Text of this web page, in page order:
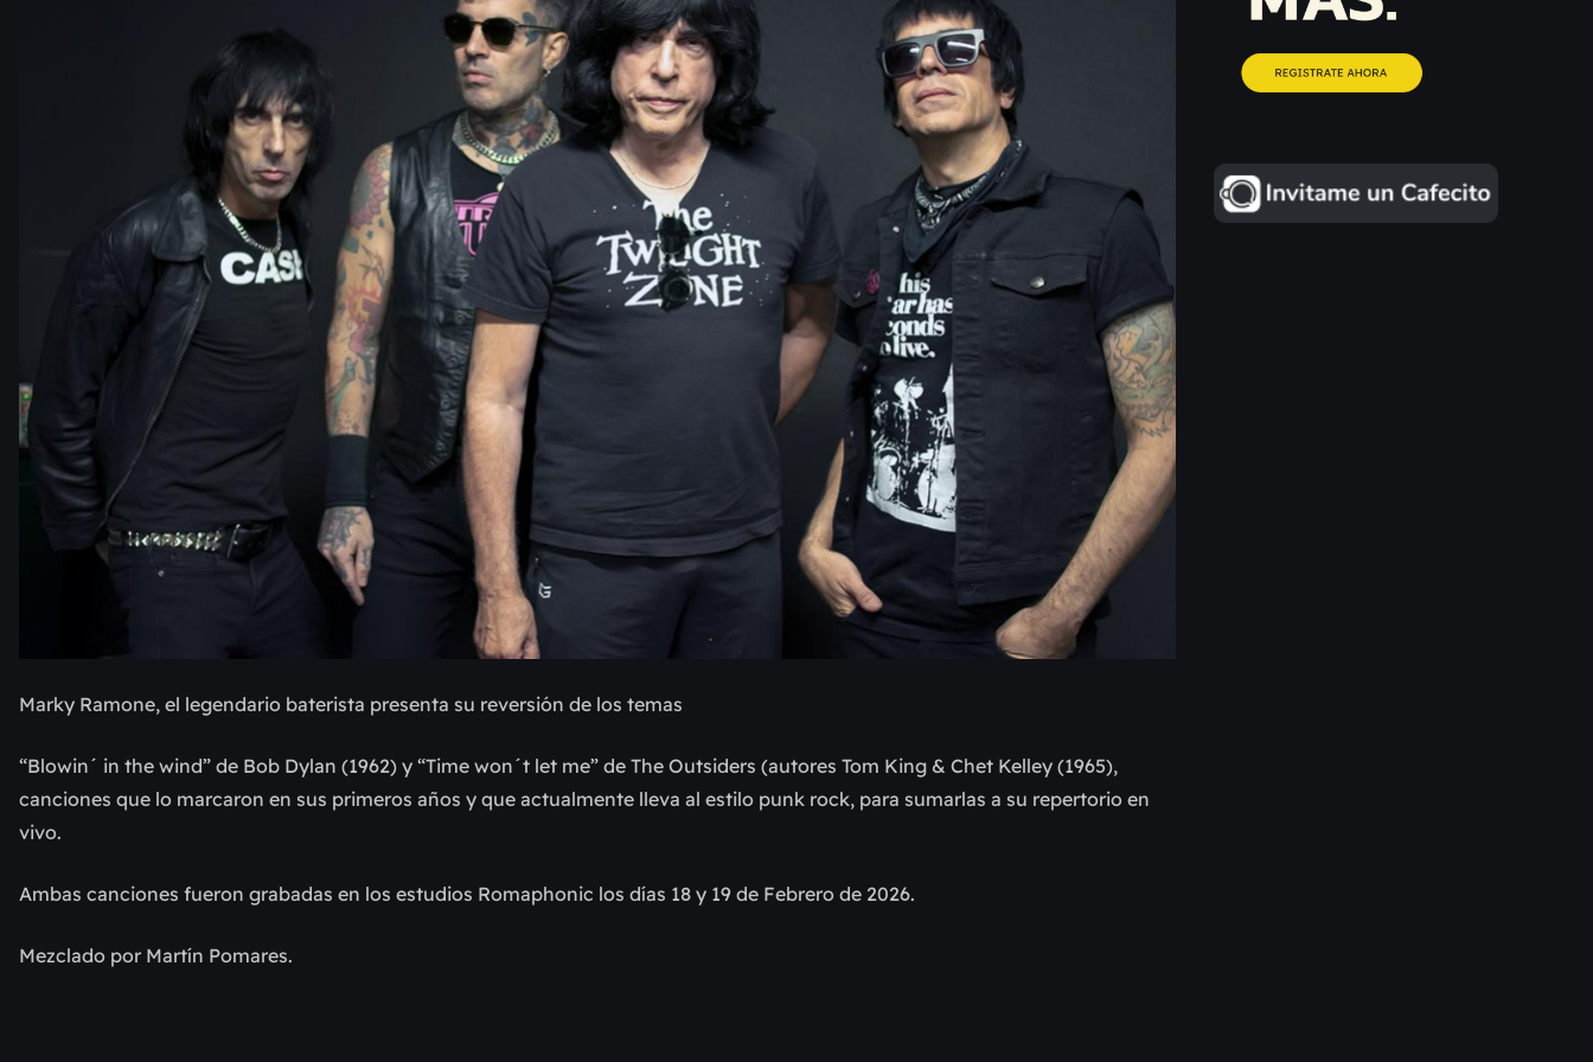
Marky Ramone, el legendario baterista presenta su reversión de los temas
“Blowin´ in the wind” de Bob Dylan (1962) y “Time won´t let me” de The Outsiders (autores Tom King & Chet Kelley (1965),
canciones que lo marcaron en sus primeros años y que actualmente lleva al estilo punk rock, para sumarlas a su repertorio en
vivo.
Ambas canciones fueron grabadas en los estudios Romaphonic los días 18 y 19 de Febrero de 2026.
Mezclado por Martín Pomares.